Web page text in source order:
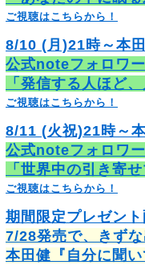
ご視聴はこちらから！
8/10 (月)21時～本
公式noteフォロワ
「発信する人ほど
ご視聴はこちらから！
8/11 (火祝)21時～
公式noteフォロワ
「世界中の引き寄
ご視聴はこちらから！
期間限定プレゼン
7/28発売で、きず
本田健『自分に聞